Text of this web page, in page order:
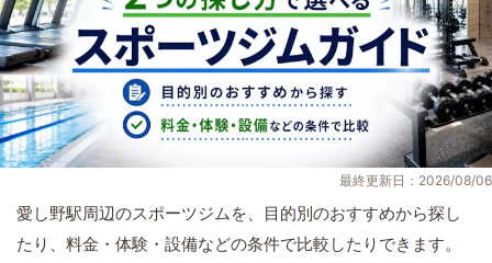
最終更新日：2026/08/06
愛し野駅周辺のスポーツジムを、目的別のおすすめから探し
たり、料金・体験・設備などの条件で比較したりできます。